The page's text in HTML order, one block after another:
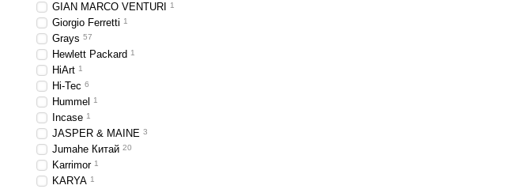
GIAN MARCO VENTURI 1
Giorgio Ferretti 1
Grays 57
Hewlett Packard 1
HiArt 1
Hi-Tec 6
Hummel 1
Incase 1
JASPER & MAINE 3
Jumahe Китай 20
Karrimor 1
KARYA 1